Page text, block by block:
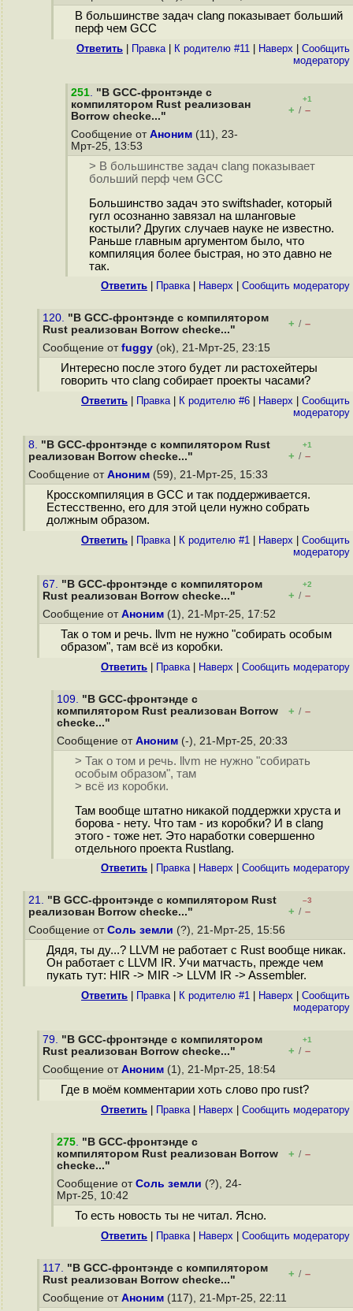
В большинстве задач clang показывает больший
перф чем GCC
Ответить Правка| К родителю #11 Наверх
Cообщить
модератору
251. "В GCC-фронтэнде с
компилятором Rust реализован
Borrow checke..."
+1
+ / –
Сообщение от Аноним (11), 23-
Мрт-25, 13:53
> В большинстве задач clang показывает
больший перф чем GCC
Большинство задач это swiftshader, который
гугл осознанно завязал на шланговые
костыли? Других случаев науке не известно.
Раньше главным аргументом было, что
компиляция более быстрая, но это давно не
так.
Ответить Правка| Наверх Cообщить модератору
120. "В GCC-фронтэнде с компилятором
Rust реализован Borrow checke..."
+ / –
Сообщение от fuggy (ok), 21-Мрт-25, 23:15
Интересно после этого будет ли растохейтеры
говорить что clang собирает проекты часами?
Ответить Правка| К родителю #6 Наверх
Cообщить
модератору
8. "В GCC-фронтэнде с компилятором Rust
реализован Borrow checke..."
+1
+ / –
Сообщение от Аноним (59), 21-Мрт-25, 15:33
Кросскомпиляция в GCC и так поддерживается.
Естесственно, его для этой цели нужно собрать
должным образом.
Ответить Правка| К родителю #1 Наверх
Cообщить
модератору
67. "В GCC-фронтэнде с компилятором
Rust реализован Borrow checke..."
+2
+ / –
Сообщение от Аноним (1), 21-Мрт-25, 17:52
Так о том и речь. llvm не нужно "собирать особым
образом", там всё из коробки.
Ответить Правка| Наверх Cообщить модератору
109. "В GCC-фронтэнде с
компилятором Rust реализован Borrow
checke..."
+ / –
Сообщение от Аноним (-), 21-Мрт-25, 20:33
> Так о том и речь. llvm не нужно "собирать
особым образом", там
> всё из коробки.
Там вообще штатно никакой поддержки хруста и
борова - нету. Что там - из коробки? И в clang
этого - тоже нет. Это наработки совершенно
отдельного проекта Rustlang.
Ответить Правка| Наверх Cообщить модератору
21. "В GCC-фронтэнде с компилятором Rust
реализован Borrow checke..."
–3
+ / –
Сообщение от Соль земли (?), 21-Мрт-25, 15:56
Дядя, ты ду...? LLVM не работает с Rust вообще никак.
Он работает с LLVM IR. Учи матчасть, прежде чем
пукать тут: HIR -> MIR -> LLVM IR -> Assembler.
Ответить Правка| К родителю #1 Наверх
Cообщить
модератору
79. "В GCC-фронтэнде с компилятором
Rust реализован Borrow checke..."
+1
+ / –
Сообщение от Аноним (1), 21-Мрт-25, 18:54
Где в моём комментарии хоть слово про rust?
Ответить Правка| Наверх Cообщить модератору
275. "В GCC-фронтэнде с
компилятором Rust реализован Borrow
checke..."
+ / –
Сообщение от Соль земли (?), 24-
Мрт-25, 10:42
То есть новость ты не читал. Ясно.
Ответить Правка| Наверх Cообщить модератору
117. "В GCC-фронтэнде с компилятором
Rust реализован Borrow checke..."
+ / –
Сообщение от Аноним (117), 21-Мрт-25, 22:11